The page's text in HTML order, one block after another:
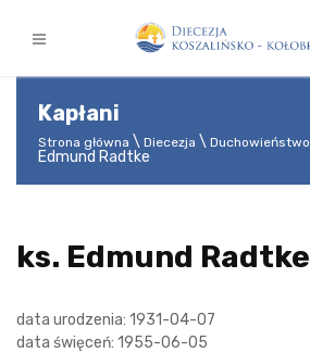
Kapłani
Strona główna Diecezja Duchowieństwo
Edmund Radtke
ks. Edmund Radtke
data urodzenia: 1931-04-07
data święceń: 1955-06-05